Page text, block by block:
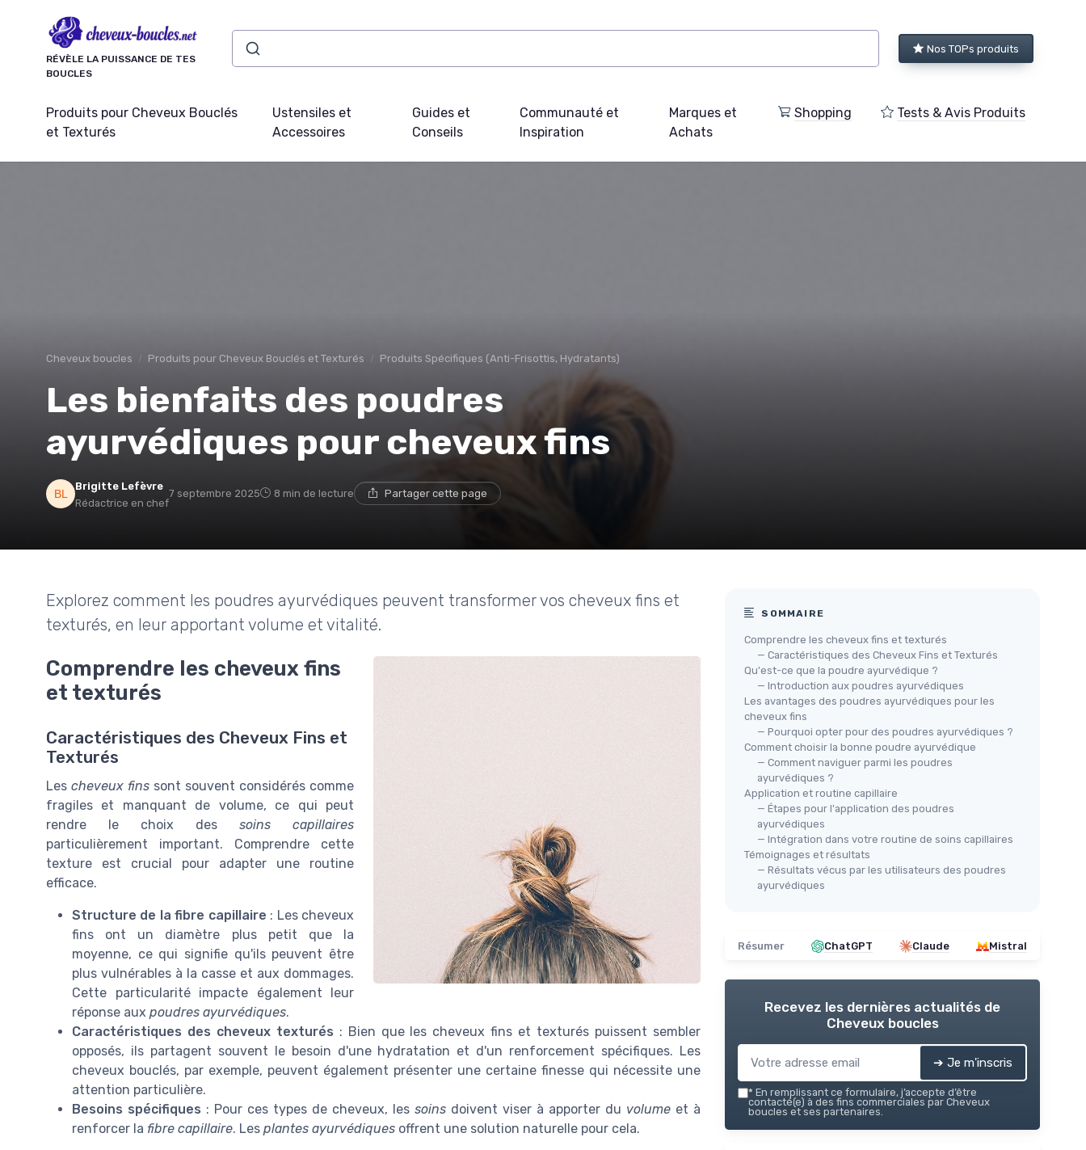
RÉVÈLE LA PUISSANCE DE TES
BOUCLES
Nos TOPs produits
Produits pour Cheveux Bouclés
et Texturés
Ustensiles et
Accessoires
Guides et
Conseils
Communauté et
Inspiration
Marques et
Achats
Shopping Tests & Avis Produits
Cheveux boucles Produits pour Cheveux Bouclés et Texturés Produits Spécifiques (Anti-Frisottis, Hydratants)
Les bienfaits des poudres
ayurvédiques pour cheveux fins
Brigitte Lefèvre
Rédactrice en chef
7 septembre 2025 8 min de lecture Partager cette page
Explorez comment les poudres ayurvédiques peuvent transformer vos cheveux fins et
texturés, en leur apportant volume et vitalité.
Comprendre les cheveux fins
et texturés
Caractéristiques des Cheveux Fins et
Texturés
Les cheveux fins sont souvent considérés comme
fragiles et manquant de volume, ce qui peut
rendre le choix des soins capillaires
particulièrement important. Comprendre cette
texture est crucial pour adapter une routine
efficace.
Structure de la fibre capillaire : Les cheveux
fins ont un diamètre plus petit que la
moyenne, ce qui signifie qu'ils peuvent être
plus vulnérables à la casse et aux dommages.
Cette particularité impacte également leur
réponse aux poudres ayurvédiques.
Caractéristiques des cheveux texturés : Bien que les cheveux fins et texturés puissent sembler
opposés, ils partagent souvent le besoin d'une hydratation et d'un renforcement spécifiques. Les
cheveux bouclés, par exemple, peuvent également présenter une certaine finesse qui nécessite une
attention particulière.
Besoins spécifiques : Pour ces types de cheveux, les soins doivent viser à apporter du volume et à
renforcer la fibre capillaire. Les plantes ayurvédiques offrent une solution naturelle pour cela.
SOMMAIRE
Comprendre les cheveux fins et texturés
— Caractéristiques des Cheveux Fins et Texturés
Qu'est-ce que la poudre ayurvédique ?
— Introduction aux poudres ayurvédiques
Les avantages des poudres ayurvédiques pour les
cheveux fins
— Pourquoi opter pour des poudres ayurvédiques ?
Comment choisir la bonne poudre ayurvédique
— Comment naviguer parmi les poudres
ayurvédiques ?
Application et routine capillaire
— Étapes pour l'application des poudres
ayurvédiques
— Intégration dans votre routine de soins capillaires
Témoignages et résultats
— Résultats vécus par les utilisateurs des poudres
ayurvédiques
Résumer ChatGPT Claude Mistral
Recevez les dernières actualités de
Cheveux boucles
➔ Je m'inscris
* En remplissant ce formulaire, j’accepte d’être
contacté(e) à des fins commerciales par Cheveux
boucles et ses partenaires.